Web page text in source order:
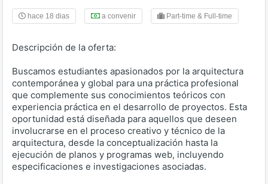
hace 18 dias a convenir Part-time & Full-time
Descripción de la oferta:
Buscamos estudiantes apasionados por la arquitectura
contemporánea y global para una práctica profesional
que complemente sus conocimientos teóricos con
experiencia práctica en el desarrollo de proyectos. Esta
oportunidad está diseñada para aquellos que deseen
involucrarse en el proceso creativo y técnico de la
arquitectura, desde la conceptualización hasta la
ejecución de planos y programas web, incluyendo
especificaciones e investigaciones asociadas.